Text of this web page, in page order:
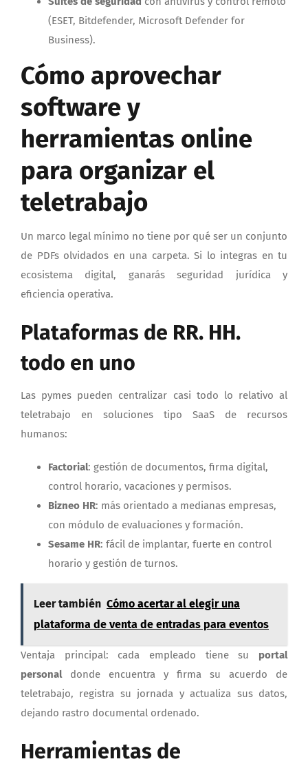
(ESET, Bitdefender, Microsoft Defender for
Business).
Cómo aprovechar
software y
herramientas online
para organizar el
teletrabajo
Un marco legal mínimo no tiene por qué ser un conjunto
de PDFs olvidados en una carpeta. Si lo integras en tu
ecosistema digital, ganarás seguridad jurídica y
eficiencia operativa.
Plataformas de RR. HH.
todo en uno
Las pymes pueden centralizar casi todo lo relativo al
teletrabajo en soluciones tipo SaaS de recursos
humanos:
Factorial: gestión de documentos, firma digital,
control horario, vacaciones y permisos.
Bizneo HR: más orientado a medianas empresas,
con módulo de evaluaciones y formación.
Sesame HR: fácil de implantar, fuerte en control
horario y gestión de turnos.
Leer también Cómo acertar al elegir una
plataforma de venta de entradas para eventos
Ventaja principal: cada empleado tiene su portal
personaldonde encuentra y firma su acuerdo de
teletrabajo, registra su jornada y actualiza sus datos,
dejando rastro documental ordenado.
Herramientas de